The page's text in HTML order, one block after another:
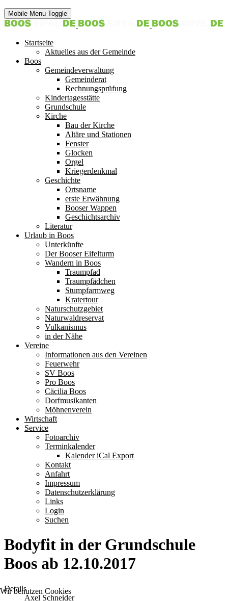
Mobile Menu Toggle
Startseite
Aktuelles aus der Gemeinde
Boos
Gemeindeverwaltung
Gemeinderat
Rechnungsprüfung
Kindertagesstätte
Grundschule
Kirche
Bau der Kirche
Altäre und Stationen
Fenster
Glocken
Orgel
Kriegerdenkmal
Geschichte
Ortsname
erste Erwähnung
Booser Wappen
Geschichtsarchiv
Literatur
Urlaub in Boos
Unterkünfte
Der Booser Eifelturm
Wandern in Boos
Traumpfad
Traumpfädchen
Stumpfarmweg
Kratertour
Naturschutzgebiet
Naturwaldreservat
Vulkanismus
in der Nähe
Vereine
Informationen aus den Vereinen
Feuerwehr
SV Boos
Pro Boos
Cäcilia Boos
Dorfmusikanten
Möhnenverein
Wirtschaft
Service
Fotoarchiv
Terminkalender
Kalender iCal Export
Kontakt
Anfahrt
Impressum
Datenschutzerklärung
Links
Login
Suchen
Bodyfit in der Grundschule
Boos ab 12.10.2017
Details
Axel Schneider
Wir benutzen Cookies